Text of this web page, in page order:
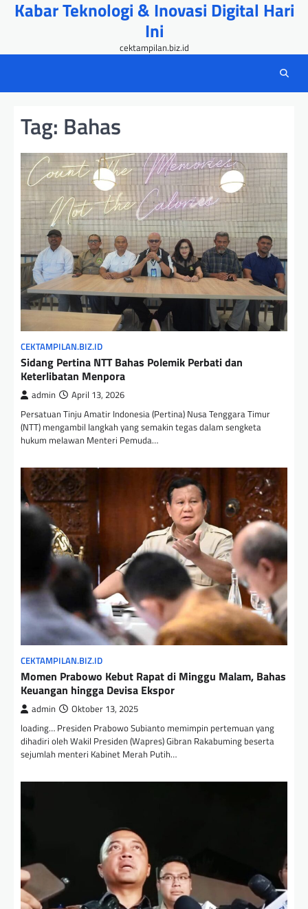
SkipKabar Teknologi & Inovasi Digital Hari
Ini
cektampilan.biz.id
Tag: Bahas
CEKTAMPILAN.BIZ.ID
Sidang Pertina NTT Bahas Polemik Perbati dan
Keterlibatan Menpora
admin April 13, 2026
Persatuan Tinju Amatir Indonesia (Pertina) Nusa Tenggara Timur
(NTT) mengambil langkah yang semakin tegas dalam sengketa
hukum melawan Menteri Pemuda…
CEKTAMPILAN.BIZ.ID
Momen Prabowo Kebut Rapat di Minggu Malam, Bahas
Keuangan hingga Devisa Ekspor
admin Oktober 13, 2025
loading… Presiden Prabowo Subianto memimpin pertemuan yang
dihadiri oleh Wakil Presiden (Wapres) Gibran Rakabuming beserta
sejumlah menteri Kabinet Merah Putih…